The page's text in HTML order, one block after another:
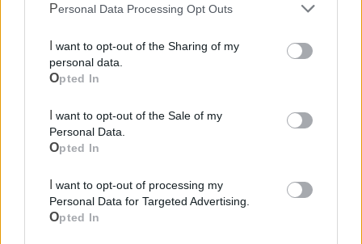
Personal Data Processing Opt Outs
personal data.
Opted In
Personal Data.
Opted In
Personal Data for Targeted Advertising.
Opted In
Cia Agricoltori Italiani | Puglia - Area Due
Mari
Scopri tutte le notizie, gli eventi e la Web TV di Cia Puglia - Area
Due Mari